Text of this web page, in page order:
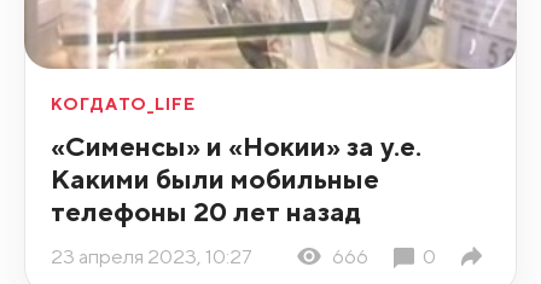
КОГДАТО_LIFE
«Сименсы» и «Нокии» за у.е.
Какими были мобильные
телефоны 20 лет назад
23 апреля 2023, 10:27 666 0